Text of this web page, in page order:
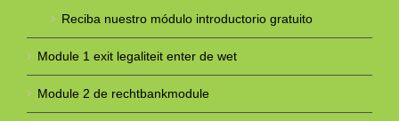
Reciba nuestro módulo introductorio gratuito
Module 1 exit legaliteit enter de wet
Module 2 de rechtbankmodule